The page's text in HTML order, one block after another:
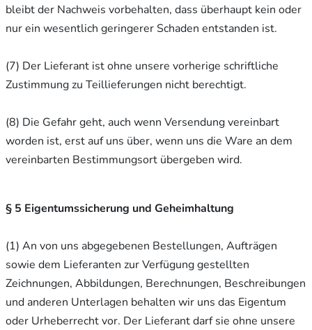
bleibt der Nachweis vorbehalten, dass überhaupt kein oder
nur ein wesentlich geringerer Schaden entstanden ist.
(7) Der Lieferant ist ohne unsere vorherige schriftliche
Zustimmung zu Teillieferungen nicht berechtigt.
(8) Die Gefahr geht, auch wenn Versendung vereinbart
worden ist, erst auf uns über, wenn uns die Ware an dem
vereinbarten Bestimmungsort übergeben wird.
§ 5 Eigentumssicherung und Geheimhaltung
(1) An von uns abgegebenen Bestellungen, Aufträgen
sowie dem Lieferanten zur Verfügung gestellten
Zeichnungen, Abbildungen, Berechnungen, Beschreibungen
und anderen Unterlagen behalten wir uns das Eigentum
oder Urheberrecht vor. Der Lieferant darf sie ohne unsere